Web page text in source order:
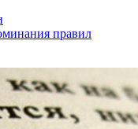
правил